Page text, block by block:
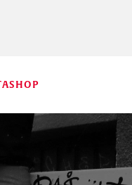
SHOP